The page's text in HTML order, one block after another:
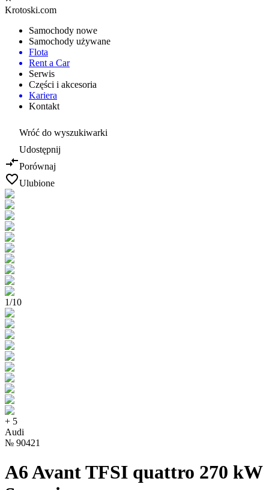
Krotoski.com
Samochody nowe
Samochody używane
Flota
Rent a Car
Serwis
Części i akcesoria
Kariera
Kontakt
Wróć do wyszukiwarki
Udostępnij
Porównaj
Ulubione
1/10
+ 5
Audi
№ 90421
A6 Avant TFSI quattro 270 kW